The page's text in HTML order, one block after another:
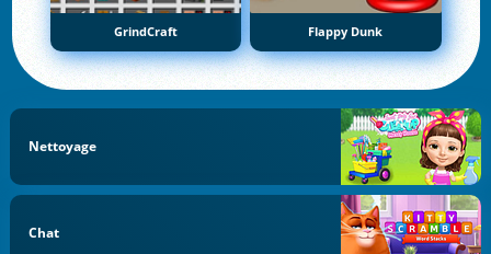
GrindCraft Flappy Dunk
Nettoyage
Chat